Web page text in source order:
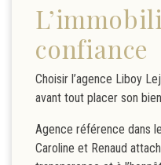
confiance
Choisir l’agence Liboy
avant tout placer son
Agence référence dans
Caroline et Renaud